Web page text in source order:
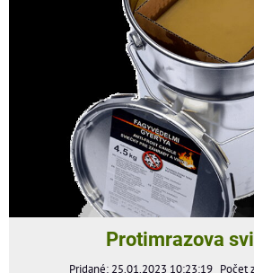
Protimrazova
Pridané: 25.01.2023 10:23:19 Počet